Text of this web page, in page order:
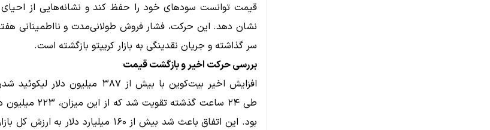
قیمت توانست سودهای خود را حفظ کند و نشانه‌هایی از
نشان دهد. این حرکت، فشار فروش طولانی‌مدت و نااطمینانی
سر گذاشته و جریان نقدینگی به بازار کریپتو بازگشته است.
بررسی حرکت اخیر و بازگشت قیمت
افزایش اخیر بیت‌کوین با بیش از ۳۸۷
طی ۲۴ ساعت گذشته
بود. این اتفاق باعث شد بیش از ۱۶۰ میلیارد